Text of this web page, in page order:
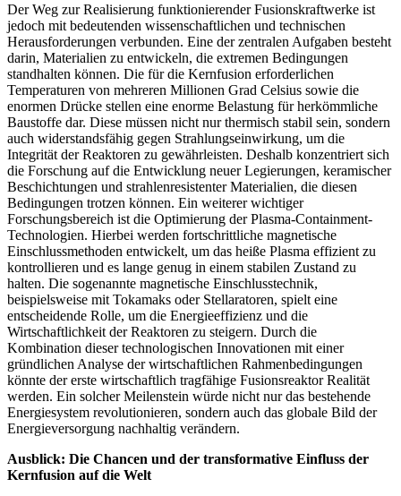
Der Weg zur Realisierung funktionierender Fusionskraftwerke ist
jedoch mit bedeutenden wissenschaftlichen und technischen
Herausforderungen verbunden. Eine der zentralen Aufgaben besteht
darin, Materialien zu entwickeln, die extremen Bedingungen
standhalten können. Die für die Kernfusion erforderlichen
Temperaturen von mehreren Millionen Grad Celsius sowie die
enormen Drücke stellen eine enorme Belastung für herkömmliche
Baustoffe dar. Diese müssen nicht nur thermisch stabil sein, sondern
auch widerstandsfähig gegen Strahlungseinwirkung, um die
Integrität der Reaktoren zu gewährleisten. Deshalb konzentriert sich
die Forschung auf die Entwicklung neuer Legierungen, keramischer
Beschichtungen und strahlenresistenter Materialien, die diesen
Bedingungen trotzen können. Ein weiterer wichtiger
Forschungsbereich ist die Optimierung der Plasma-Containment-
Technologien. Hierbei werden fortschrittliche magnetische
Einschlussmethoden entwickelt, um das heiße Plasma effizient zu
kontrollieren und es lange genug in einem stabilen Zustand zu
halten. Die sogenannte magnetische Einschlusstechnik,
beispielsweise mit Tokamaks oder Stellaratoren, spielt eine
entscheidende Rolle, um die Energieeffizienz und die
Wirtschaftlichkeit der Reaktoren zu steigern. Durch die
Kombination dieser technologischen Innovationen mit einer
gründlichen Analyse der wirtschaftlichen Rahmenbedingungen
könnte der erste wirtschaftlich tragfähige Fusionsreaktor Realität
werden. Ein solcher Meilenstein würde nicht nur das bestehende
Energiesystem revolutionieren, sondern auch das globale Bild der
Energieversorgung nachhaltig verändern.
Ausblick: Die Chancen und der transformative Einfluss der
Kernfusion auf die Welt